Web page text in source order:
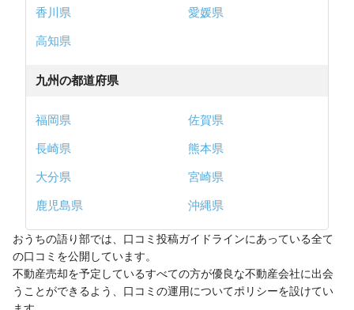
香川県
愛媛県
高知県
九州の都道府県
福岡県
佐賀県
長崎県
熊本県
大分県
宮崎県
鹿児島県
沖縄県
おうちの語り部では、口コミ投稿ガイドラインにあっている全て
の口コミを公開しています。
不動産売却を予定しているすべての方が優良な不動産会社に出会
うことができるよう、口コミの運用についてポリシーを設けてい